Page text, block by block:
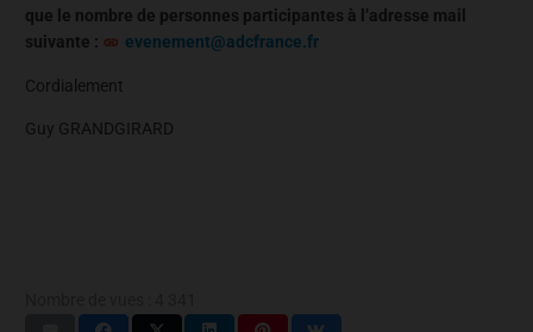
que le nombre de personnes participantes à l’adresse mail
suivante :
evenement@adcfrance.fr
Cordialement
Guy GRANDGIRARD